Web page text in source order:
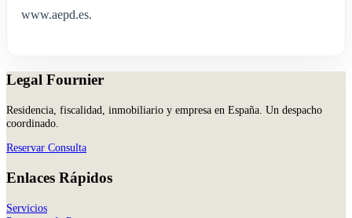
www.aepd.es.
Legal Fournier
Residencia, fiscalidad, inmobiliario y empresa en España. Un despacho
coordinado.
Reservar Consulta
Enlaces Rápidos
Servicios